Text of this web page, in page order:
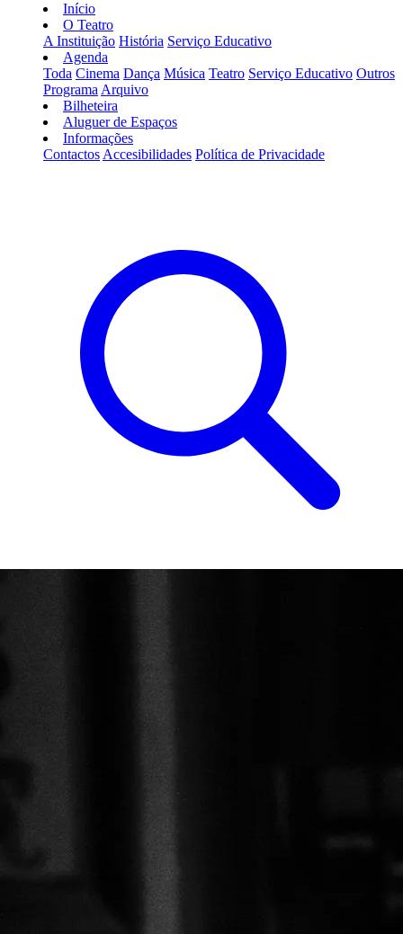
Início
O Teatro
A Instituição História Serviço Educativo
Agenda
Toda Cinema Dança Música Teatro Serviço Educativo Outros
Programa Arquivo
Bilheteira
Aluguer de Espaços
Informações
Contactos Accesibilidades Política de Privacidade